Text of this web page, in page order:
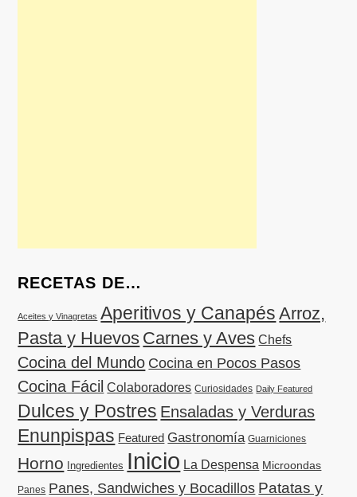
RECETAS DE…
Aceites y Vinagretas Aperitivos y Canapés Arroz,
Pasta y Huevos Carnes y Aves Chefs
Cocina del Mundo Cocina en Pocos Pasos
Cocina Fácil Colaboradores Curiosidades Daily Featured
Dulces y Postres Ensaladas y Verduras
Enunpispas Featured Gastronomía Guarniciones
Horno Ingredientes Inicio La Despensa Microondas
Panes Panes, Sandwiches y Bocadillos Patatas y